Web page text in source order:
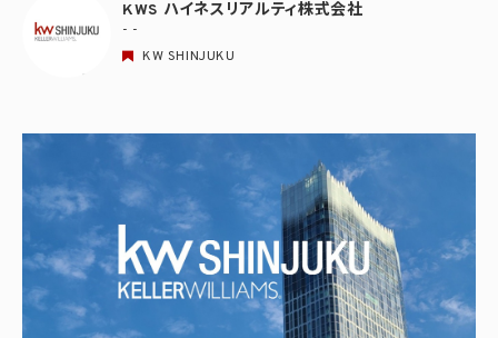
KWS ハイネスリアルティ株式会社
- -
KW SHINJUKU